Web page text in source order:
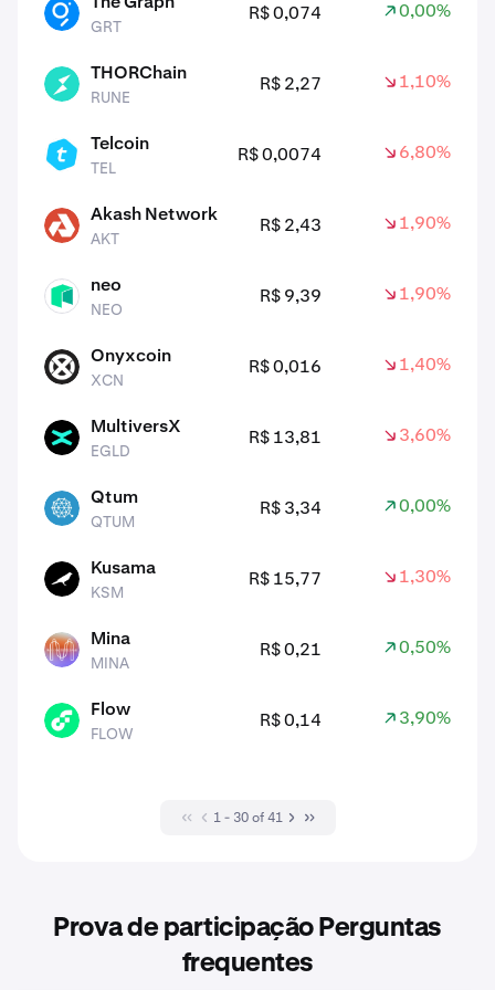
GRT
GRT
R$ 0,074 0,00%
RUNE THORChain
RUNE
R$ 2,27 1,10%
TEL Telcoin
TEL
R$ 0,0074 6,80%
AKT Akash Network
AKT
R$ 2,43 1,90%
neo
NEO
R$ 9,39 1,90%
XCN Onyxcoin
XCN
R$ 0,016 1,40%
EGLD MultiversX
EGLD
R$ 13,81 3,60%
QTUM Qtum
QTUM
R$ 3,34 0,00%
KSM Kusama
KSM
R$ 15,77 1,30%
MINA Mina
MINA
R$ 0,21 0,50%
FLOW Flow
FLOW
R$ 0,14 3,90%
1 - 30 of 41
Prova de participação Perguntas
frequentes